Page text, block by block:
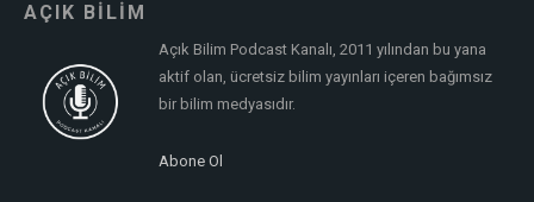
AÇIK BİLİM
Açık Bilim Podcast Kanalı, 2011 yılından bu yana
aktif olan, ücretsiz bilim yayınları içeren bağımsız
bir bilim medyasıdır.
Abone Ol